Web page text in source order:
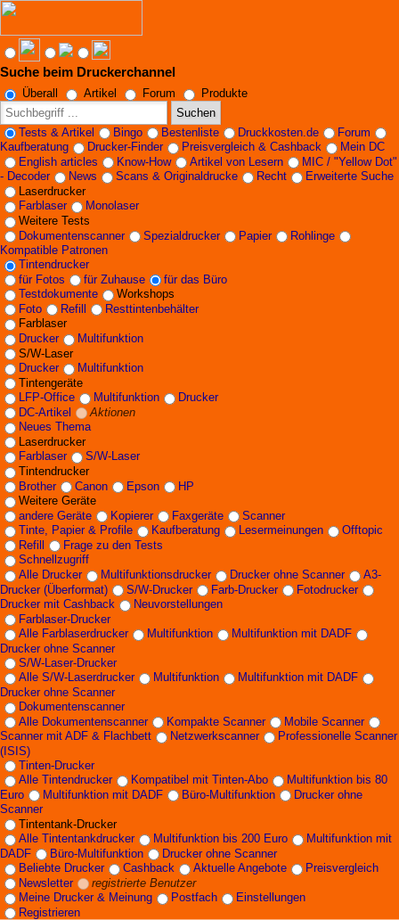
Suche beim Druckerchannel
Überall Artikel Forum
Produkte
Suchen
Tests & Artikel
Bingo Bestenliste Druckkosten.de
Forum
Kaufberatung
Drucker-Finder Preisvergleich & Cashback
Mein DC
English articles
Know-How Artikel von Lesern
MIC / "Yellow Dot"
- Decoder
News Scans & Originaldrucke Recht
Erweiterte Suche
Laserdrucker
Farblaser
Monolaser
Weitere Tests
Dokumentenscanner
Spezialdrucker Papier
Rohlinge
Kompatible Patronen
Tintendrucker
für Fotos
für Zuhause
für das Büro
Testdokumente
Workshops
Foto
Refill
Resttintenbehälter
Farblaser
Drucker
Multifunktion
S/W-Laser
Drucker
Multifunktion
Tintengeräte
LFP-Office
Multifunktion
Drucker
DC-Artikel
Aktionen
Neues Thema
Laserdrucker
Farblaser
S/W-Laser
Tintendrucker
Brother
Canon Epson
HP
Weitere Geräte
andere Geräte
Kopierer Faxgeräte
Scanner
Tinte, Papier & Profile
Kaufberatung Lesermeinungen
Offtopic
Refill
Frage zu den Tests
Schnellzugriff
Alle Drucker
Multifunktionsdrucker Drucker ohne Scanner
A3-
Drucker (Überformat)
S/W-Drucker Farb-Drucker
Fotodrucker
Drucker mit Cashback
Neuvorstellungen
Farblaser-Drucker
Alle Farblaserdrucker
Multifunktion
Multifunktion mit DADF
Drucker ohne Scanner
S/W-Laser-Drucker
Alle S/W-Laserdrucker
Multifunktion
Multifunktion mit DADF
Drucker ohne Scanner
Dokumentenscanner
Alle Dokumentenscanner
Kompakte Scanner
Mobile Scanner
Scanner mit ADF & Flachbett
Netzwerkscanner
Professionelle Scanner
(ISIS)
Tinten-Drucker
Alle Tintendrucker
Kompatibel mit Tinten-Abo
Multifunktion bis 80
Euro
Multifunktion mit DADF Büro-Multifunktion
Drucker ohne
Scanner
Tintentank-Drucker
Alle Tintentankdrucker
Multifunktion bis 200 Euro
Multifunktion mit
DADF
Büro-Multifunktion
Drucker ohne Scanner
Beliebte Drucker
Cashback Aktuelle Angebote
Preisvergleich
Newsletter
registrierte Benutzer
Meine Drucker & Meinung
Postfach
Einstellungen
Registrieren
Angebote werden geladen...